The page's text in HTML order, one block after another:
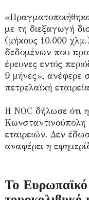
με τη διεξαγωγή
(μήκους 10.000
δεδομένων που
έρευνες εντός
9 μήνες», ανέφερε
πετρελαϊκή
Η NOC δήλωσε ότι
εταιρειών. Δεν
αναφέρει η
Το Ευρωπαϊκό